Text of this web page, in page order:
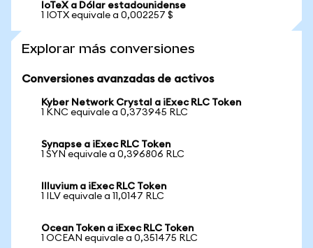
IoTeX a Dólar estadounidense
1 IOTX equivale a 0,002257 $
Explorar más conversiones
Conversiones avanzadas de activos
Kyber Network Crystal a iExec RLC Token
1 KNC equivale a 0,373945 RLC
Synapse a iExec RLC Token
1 SYN equivale a 0,396806 RLC
Illuvium a iExec RLC Token
1 ILV equivale a 11,0147 RLC
Ocean Token a iExec RLC Token
1 OCEAN equivale a 0,351475 RLC